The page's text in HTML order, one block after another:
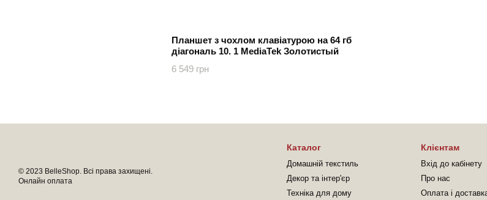
Планшет з чохлом клавіатурою на 64 гб
діагональ 10. 1 MediaTek Золотистый
6 549 грн
© 2023 BelleShop. Всі права захищені.
Онлайн оплата
Каталог
Домашній текстиль
Декор та інтер'єр
Техніка для дому
Клієнтам
Вхід до кабінету
Про нас
Оплата і